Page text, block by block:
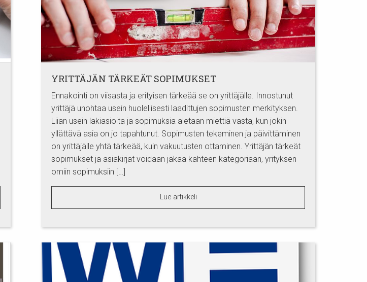
YRITTÄJÄN TÄRKEÄT SOPIMUKSET
Ennakointi on viisasta ja erityisen tärkeää se on yrittäjälle. Innostunut
yrittäjä unohtaa usein huolellisesti laadittujen sopimusten merkityksen.
Liian usein lakiasioita ja sopimuksia aletaan miettiä vasta, kun jokin
yllättävä asia on jo tapahtunut. Sopimusten tekeminen ja päivittäminen
on yrittäjälle yhtä tärkeää, kuin vakuutusten ottaminen. Yrittäjän tärkeät
sopimukset ja asiakirjat voidaan jakaa kahteen kategoriaan, yrityksen
omiin sopimuksiin […]
Lue artikkeli